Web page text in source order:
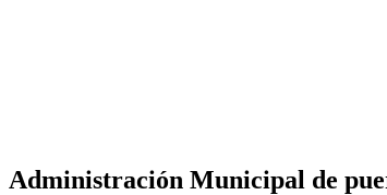
Administración Municipal de